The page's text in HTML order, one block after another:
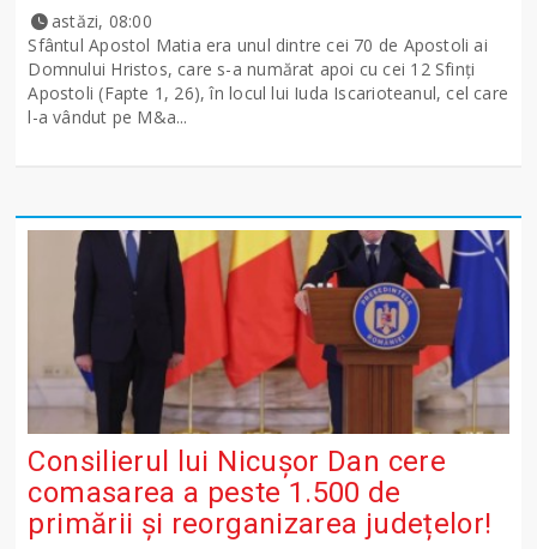
astăzi, 08:00
Sfântul Apostol Matia era unul dintre cei 70 de Apostoli ai
Domnului Hristos, care s-a numărat apoi cu cei 12 Sfinţi
Apostoli (Fapte 1, 26), în locul lui Iuda Iscarioteanul, cel care
l-a vândut pe M&a...
Consilierul lui Nicușor Dan cere
comasarea a peste 1.500 de
primării și reorganizarea județelor!